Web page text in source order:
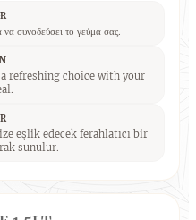
συνοδεύσει το γεύμα σας.
a refreshing choice with your
eşlik edecek ferahlatıcı bir
sunulur.